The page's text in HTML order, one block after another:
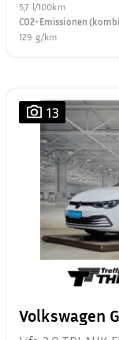
5,7 l/100km
CO2-Emissionen
129 g/km
13
Volkswagen